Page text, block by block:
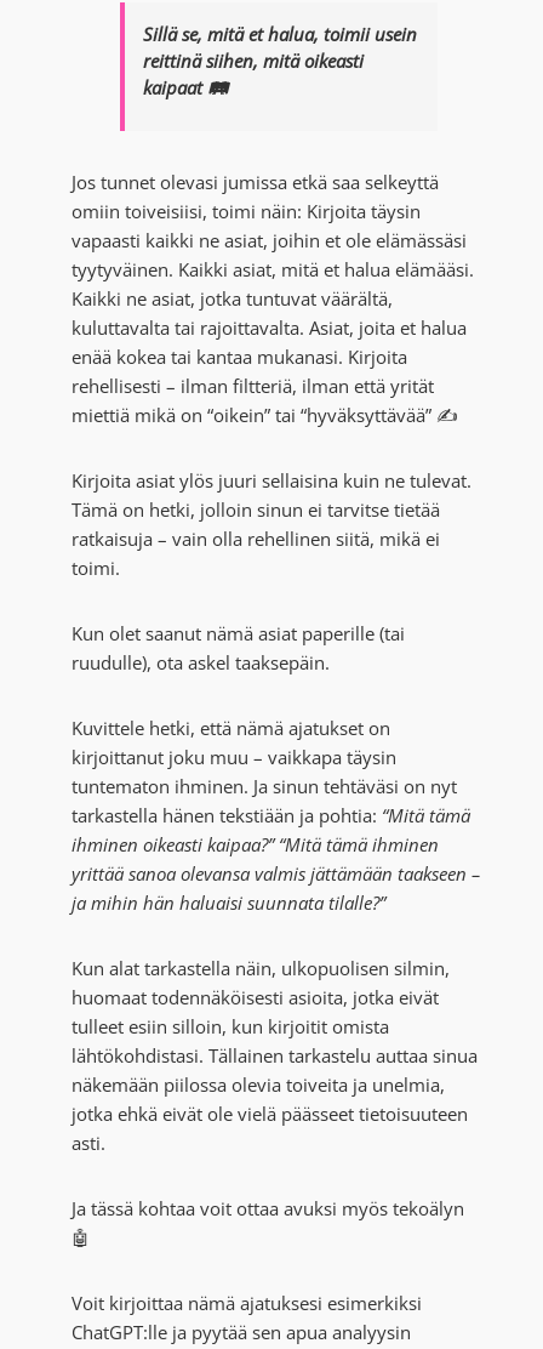
Sillä se, mitä et halua, toimii usein
reittinä siihen, mitä oikeasti
kaipaat 🛤️
Jos tunnet olevasi jumissa etkä saa selkeyttä
omiin toiveisiisi, toimi näin: Kirjoita täysin
vapaasti kaikki ne asiat, joihin et ole elämässäsi
tyytyväinen. Kaikki asiat, mitä et halua elämääsi.
Kaikki ne asiat, jotka tuntuvat väärältä,
kuluttavalta tai rajoittavalta. Asiat, joita et halua
enää kokea tai kantaa mukanasi. Kirjoita
rehellisesti – ilman filtteriä, ilman että yrität
miettiä mikä on “oikein” tai “hyväksyttävää” ✍️
Kirjoita asiat ylös juuri sellaisina kuin ne tulevat.
Tämä on hetki, jolloin sinun ei tarvitse tietää
ratkaisuja – vain olla rehellinen siitä, mikä ei
toimi.
Kun olet saanut nämä asiat paperille (tai
ruudulle), ota askel taaksepäin.
Kuvittele hetki, että nämä ajatukset on
kirjoittanut joku muu – vaikkapa täysin
tuntematon ihminen. Ja sinun tehtäväsi on nyt
tarkastella hänen tekstiään ja pohtia: “Mitä tämä
ihminen oikeasti kaipaa?”“Mitä tämä ihminen
yrittää sanoa olevansa valmis jättämään taakseen –
ja mihin hän haluaisi suunnata tilalle?”
Kun alat tarkastella näin, ulkopuolisen silmin,
huomaat todennäköisesti asioita, jotka eivät
tulleet esiin silloin, kun kirjoitit omista
lähtökohdistasi. Tällainen tarkastelu auttaa sinua
näkemään piilossa olevia toiveita ja unelmia,
jotka ehkä eivät ole vielä päässeet tietoisuuteen
asti.
Ja tässä kohtaa voit ottaa avuksi myös tekoälyn
🤖
Voit kirjoittaa nämä ajatuksesi esimerkiksi
ChatGPT:lle ja pyytää sen apua analyysin